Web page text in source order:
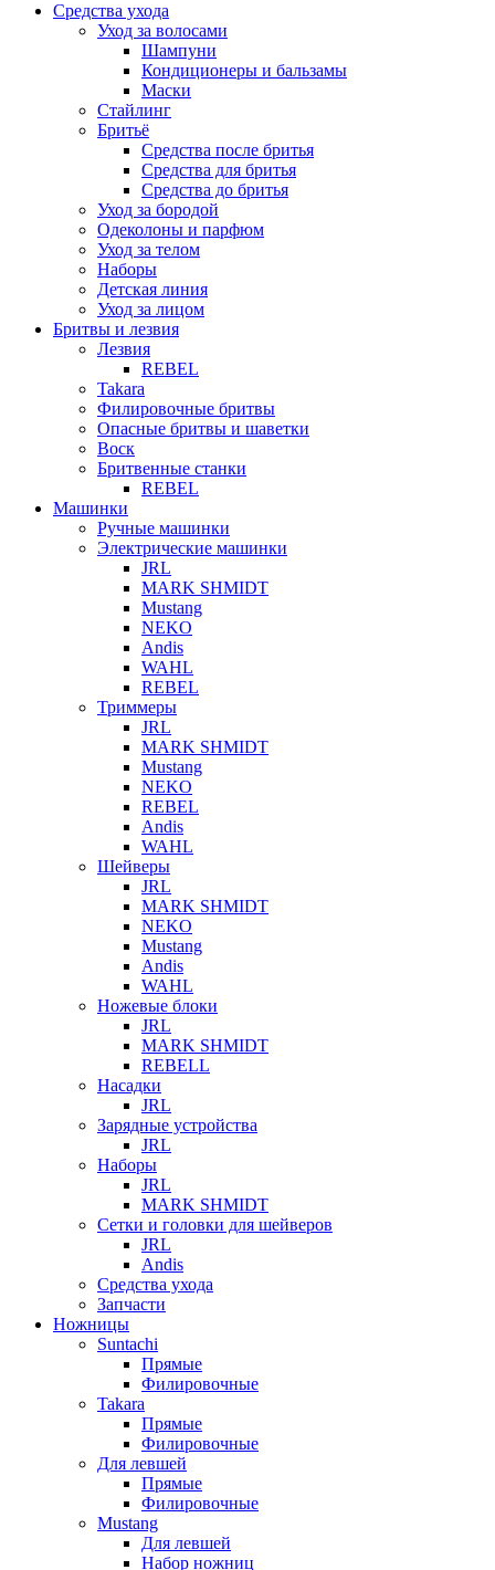
Средства ухода
Уход за волосами
Шампуни
Кондиционеры и бальзамы
Маски
Стайлинг
Бритьё
Средства после бритья
Средства для бритья
Средства до бритья
Уход за бородой
Одеколоны и парфюм
Уход за телом
Наборы
Детская линия
Уход за лицом
Бритвы и лезвия
Лезвия
REBEL
Takara
Филировочные бритвы
Опасные бритвы и шаветки
Воск
Бритвенные станки
REBEL
Машинки
Ручные машинки
Электрические машинки
JRL
MARK SHMIDT
Mustang
NEKO
Andis
WAHL
REBEL
Триммеры
JRL
MARK SHMIDT
Mustang
NEKO
REBEL
Andis
WAHL
Шейверы
JRL
MARK SHMIDT
NEKO
Mustang
Andis
WAHL
Ножевые блоки
JRL
MARK SHMIDT
REBELL
Насадки
JRL
Зарядные устройства
JRL
Наборы
JRL
MARK SHMIDT
Сетки и головки для шейверов
JRL
Andis
Средства ухода
Запчасти
Ножницы
Suntachi
Прямые
Филировочные
Takara
Прямые
Филировочные
Для левшей
Прямые
Филировочные
Mustang
Для левшей
Набор ножниц